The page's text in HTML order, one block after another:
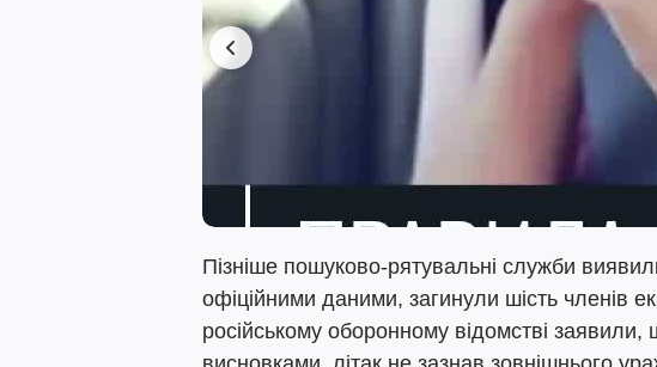
Пізніше пошуково-рятувальні служби
офіційними даними, загинули шість членів
російському оборонному відомстві